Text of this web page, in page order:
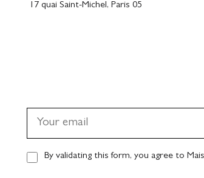
17 quai Saint-Michel, Paris 05
By validating this form, you agree to